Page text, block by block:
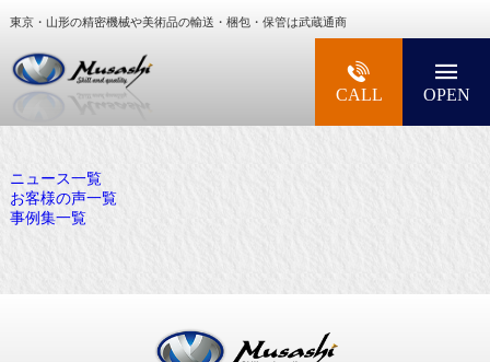
東京・山形の精密機械や美術品の輸送・梱包・保管は武蔵通商
大型精密機械・美術品・高級楽器の梱包・輸送
CALL OPEN
ニュース一覧
お客様の声一覧
事例集一覧